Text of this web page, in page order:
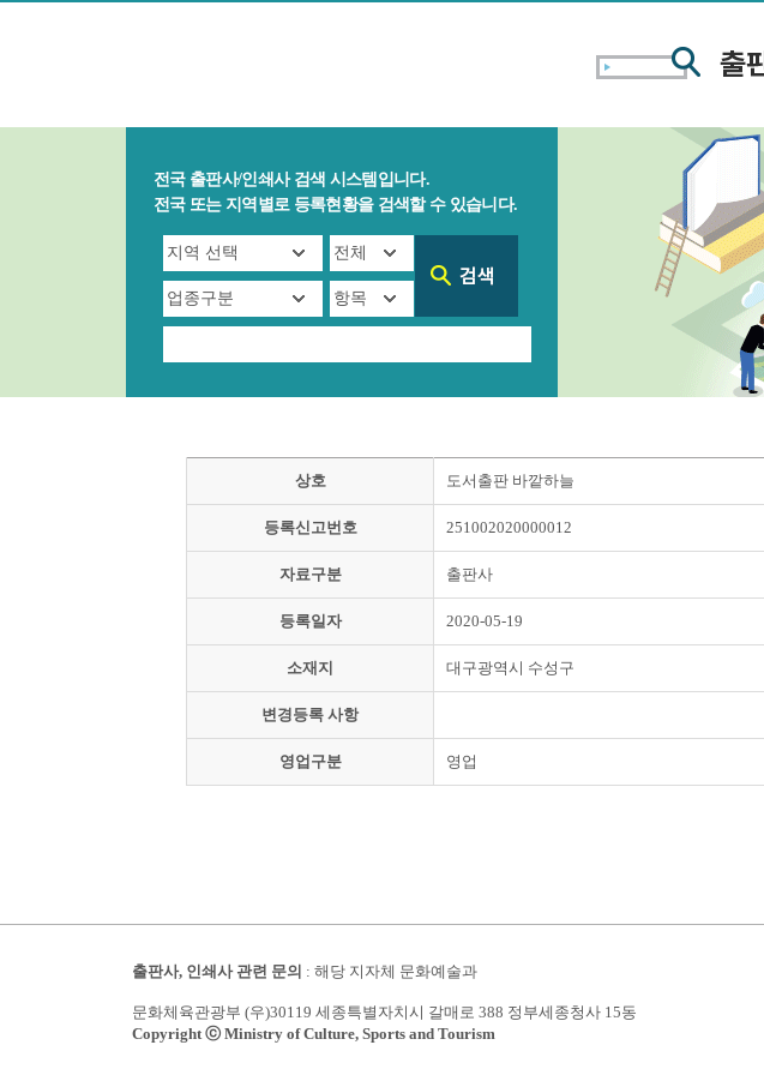
전국 출판사/인쇄사 검색 시스템입니다.
전국 또는 지역별로 등록현황을 검색할 수 있습니다.
상호 도서출판 바깥하늘
등록신고번호 251002020000012
자료구분 출판사
등록일자 2020-05-19
소재지 대구광역시 수성구
변경등록 사항
영업구분 영업
출판사, 인쇄사 관련 문의 : 해당 지자체 문화예술과
문화체육관광부 (우)30119 세종특별자치시 갈매로 388 정부세종청사 15동
Copyright ⓒ Ministry of Culture, Sports and Tourism